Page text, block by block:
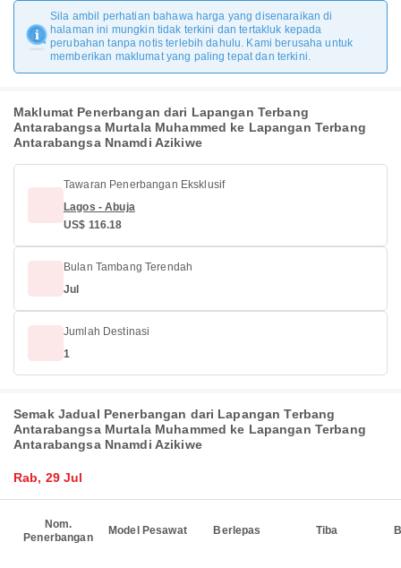
Sila ambil perhatian bahawa harga yang disenaraikan di
halaman ini mungkin tidak terkini dan tertakluk kepada
perubahan tanpa notis terlebih dahulu. Kami berusaha untuk
memberikan maklumat yang paling tepat dan terkini.
Maklumat Penerbangan dari Lapangan Terbang
Antarabangsa Murtala Muhammed ke Lapangan Terbang
Antarabangsa Nnamdi Azikiwe
Tawaran Penerbangan Eksklusif
Lagos - Abuja
US$ 116.18
Bulan Tambang Terendah
Jul
Jumlah Destinasi
1
Semak Jadual Penerbangan dari Lapangan Terbang
Antarabangsa Murtala Muhammed ke Lapangan Terbang
Antarabangsa Nnamdi Azikiwe
Rab, 29 Jul
Nom.
Penerbangan
Model Pesawat Berlepas Tiba